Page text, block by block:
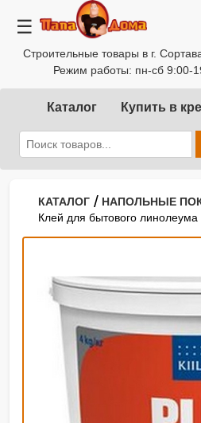
☰
Строительные товары в г.
Режим работы: пн-сб 9:00-
Каталог Купить в
КАТАЛОГ / НАПОЛЬНЫЕ
Клей для бытового линолеума